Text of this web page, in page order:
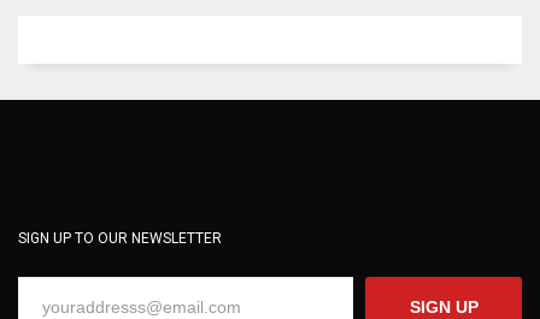
SIGN UP TO OUR NEWSLETTER
SIGN UP